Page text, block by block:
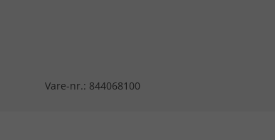
Vare-nr.: 844068100